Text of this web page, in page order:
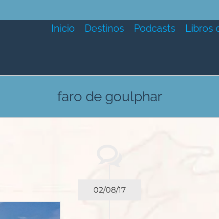
Inicio Destinos Podcasts Libros
faro de goulphar
02/08/17